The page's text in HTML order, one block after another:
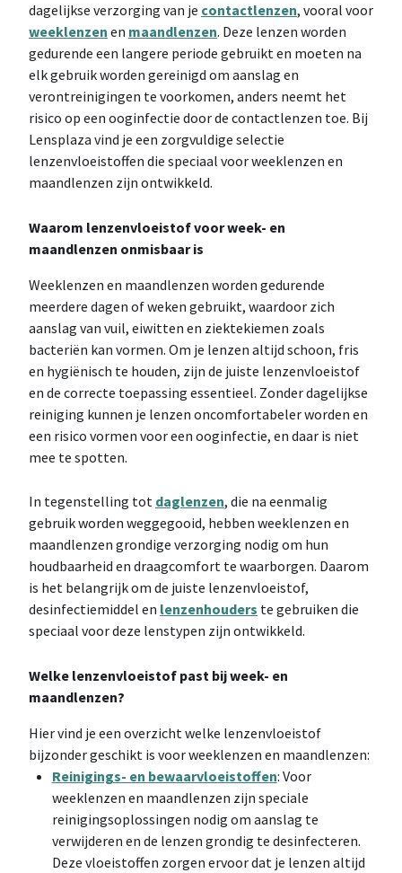
dagelijkse verzorging van je contactlenzen, vooral voor
weeklenzen en maandlenzen. Deze lenzen worden
gedurende een langere periode gebruikt en moeten na
elk gebruik worden gereinigd om aanslag en
verontreinigingen te voorkomen, anders neemt het
risico op een ooginfectie door de contactlenzen toe. Bij
Lensplaza vind je een zorgvuldige selectie
lenzenvloeistoffen die speciaal voor weeklenzen en
maandlenzen zijn ontwikkeld.
Waarom lenzenvloeistof voor week- en
maandlenzen onmisbaar is
Weeklenzen en maandlenzen worden gedurende
meerdere dagen of weken gebruikt, waardoor zich
aanslag van vuil, eiwitten en ziektekiemen zoals
bacteriën kan vormen. Om je lenzen altijd schoon, fris
en hygiënisch te houden, zijn de juiste lenzenvloeistof
en de correcte toepassing essentieel. Zonder dagelijkse
reiniging kunnen je lenzen oncomfortabeler worden en
een risico vormen voor een ooginfectie, en daar is niet
mee te spotten.
In tegenstelling tot daglenzen, die na eenmalig
gebruik worden weggegooid, hebben weeklenzen en
maandlenzen grondige verzorging nodig om hun
houdbaarheid en draagcomfort te waarborgen. Daarom
is het belangrijk om de juiste lenzenvloeistof,
desinfectiemiddel en lenzenhouders te gebruiken die
speciaal voor deze lenstypen zijn ontwikkeld.
Welke lenzenvloeistof past bij week- en
maandlenzen?
Hier vind je een overzicht welke lenzenvloeistof
bijzonder geschikt is voor weeklenzen en maandlenzen:
Reinigings- en bewaarvloeistoffen: Voor
weeklenzen en maandlenzen zijn speciale
reinigingsoplossingen nodig om aanslag te
verwijderen en de lenzen grondig te desinfecteren.
Deze vloeistoffen zorgen ervoor dat je lenzen altijd